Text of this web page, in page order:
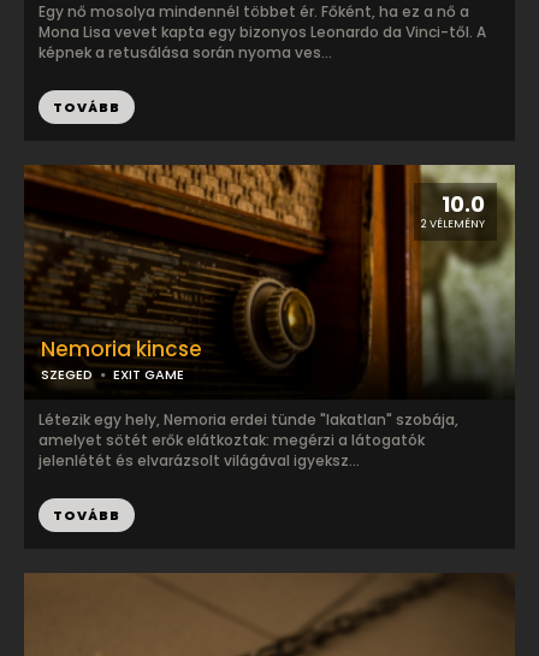
Egy nő mosolya mindennél többet ér. Főként, ha ez a nő a
Mona Lisa vevet kapta egy bizonyos Leonardo da Vinci-től. A
képnek a retusálása során nyoma ves...
TOVÁBB
10.0
2 VÉLEMÉNY
Nemoria kincse
SZEGED EXIT GAME
Létezik egy hely, Nemoria erdei tünde "lakatlan" szobája,
amelyet sötét erők elátkoztak: megérzi a látogatók
jelenlétét és elvarázsolt világával igyeksz...
TOVÁBB